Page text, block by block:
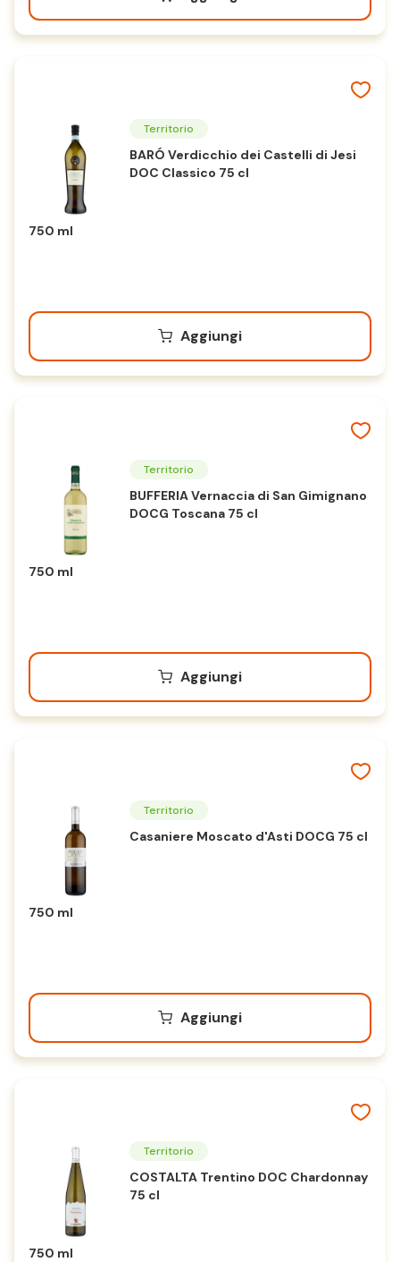
Territorio
BARÓ Verdicchio dei Castelli di Jesi
DOC Classico 75 cl
750 ml
Aggiungi
Territorio
BUFFERIA Vernaccia di San Gimignano
DOCG Toscana 75 cl
750 ml
Aggiungi
Territorio
Casaniere Moscato d'Asti DOCG 75 cl
750 ml
Aggiungi
Territorio
COSTALTA Trentino DOC Chardonnay
75 cl
750 ml